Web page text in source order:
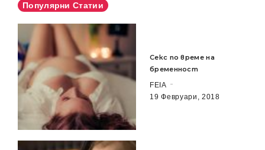
Популярни Статии
Секс по време на
бременност
FEIA
19 Февруари, 2018